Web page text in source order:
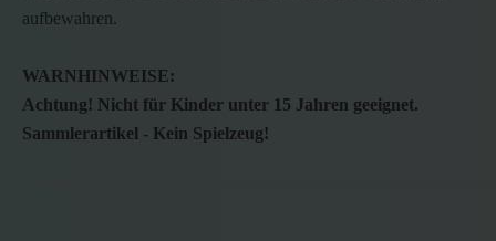
aufbewahren.
WARNHINWEISE:
Achtung! Nicht für Kinder unter 15 Jahren geeignet.
Sammlerartikel - Kein Spielzeug!